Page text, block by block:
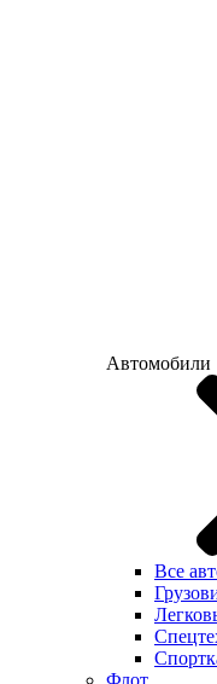
Автомобили
Все
Флот